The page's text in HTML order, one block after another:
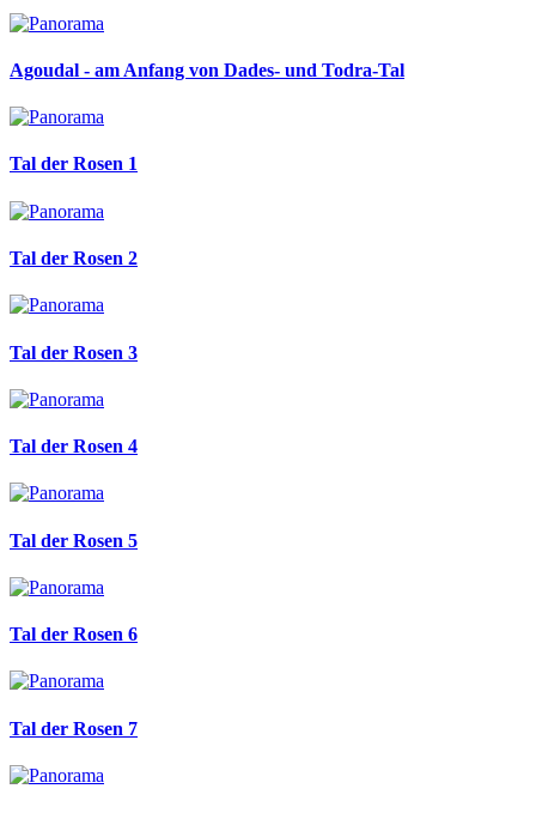
Agoudal - am Anfang von Dades- und Todra-Tal
Tal der Rosen 1
Tal der Rosen 2
Tal der Rosen 3
Tal der Rosen 4
Tal der Rosen 5
Tal der Rosen 6
Tal der Rosen 7